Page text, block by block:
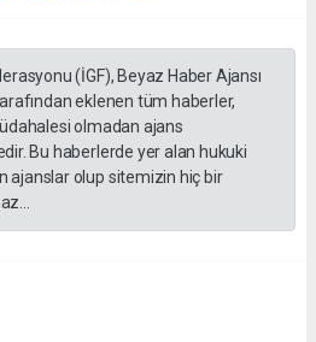
(İGF), Beyaz Haber Ajansı
eklenen tüm haberler,
olmadan ajans
Bu haberlerde yer alan hukuki
ajanslar olup sitemizin hiç bir